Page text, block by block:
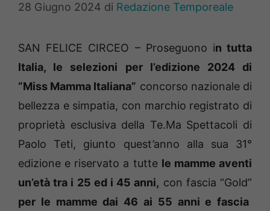
28 Giugno 2024 di Redazione Temporeale
SAN FELICE CIRCEO – Proseguono in tutta
Italia, le selezioni per l’edizione 2024 di
“Miss Mamma Italiana” concorso nazionale di
bellezza e simpatia, con marchio registrato di
proprietà esclusiva della Te.Ma Spettacoli di
Paolo Teti, giunto quest’anno alla sua 31°
edizione e riservato a tutte le mamme aventi
un’età tra i 25 ed i 45 anni, con fascia “Gold”
per le mamme dai 46 ai 55 anni e fascia